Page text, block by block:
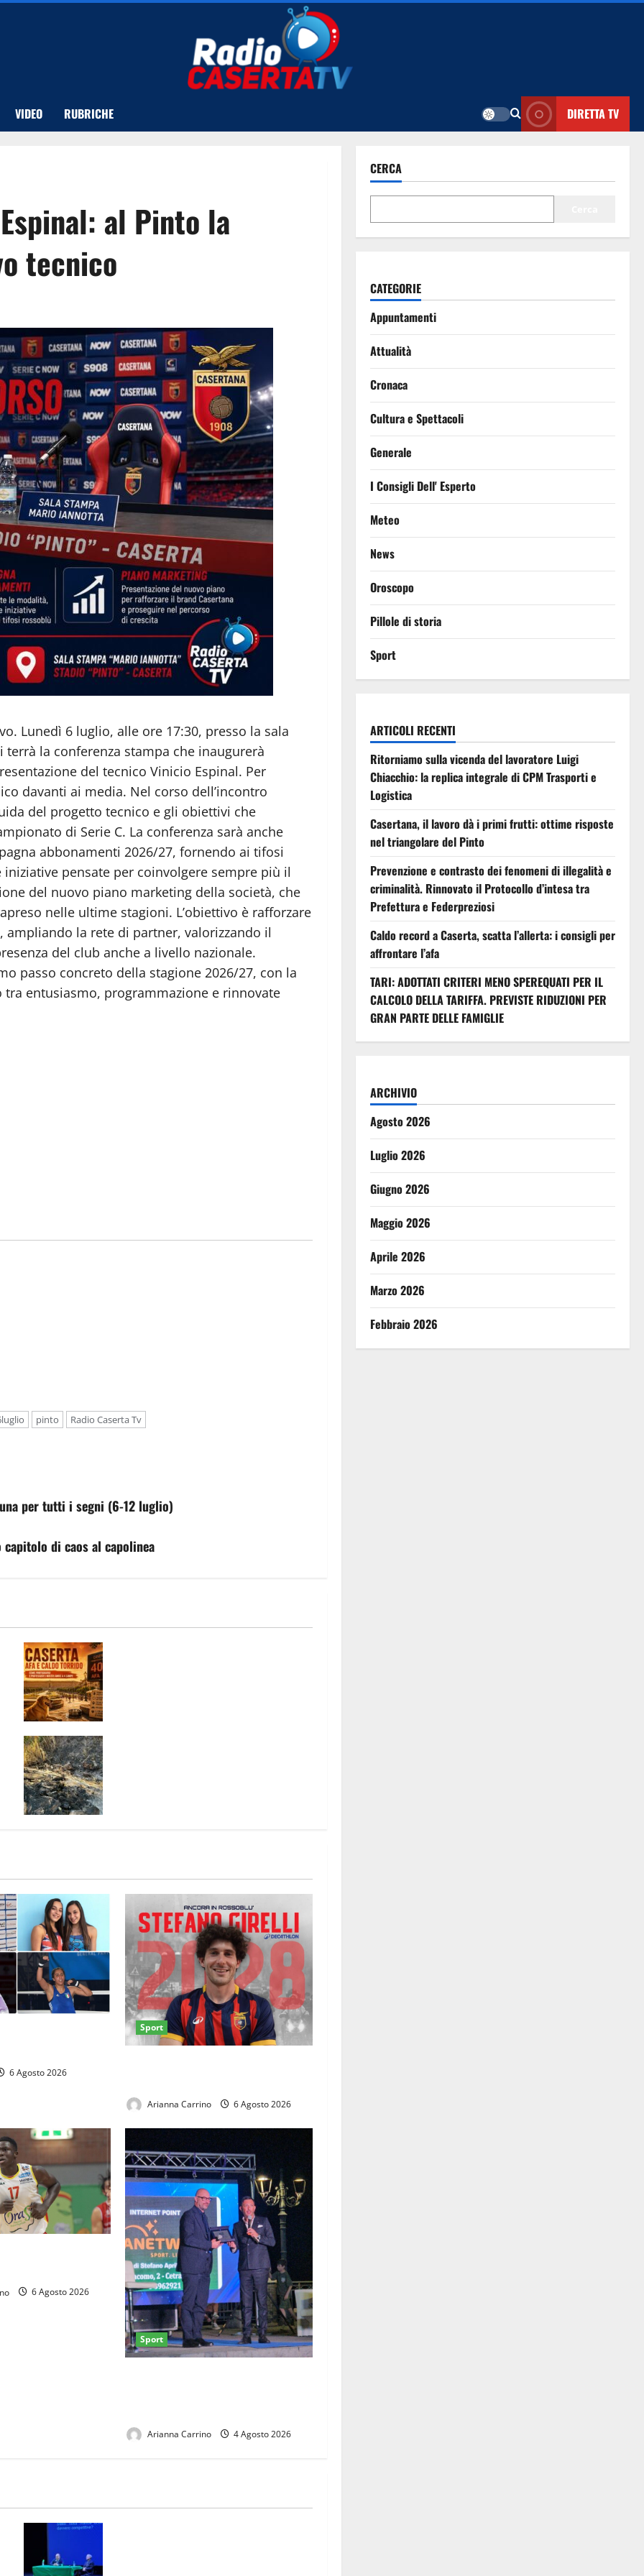
VIDEO RUBRICHE DIRETTA TV
al Pinto la
tecnico
Lunedì 6 luglio, alle ore 17:30, presso la sala
terrà la conferenza stampa che inaugurerà
del tecnico Vinicio Espinal. Per
davanti ai media. Nel corso dell’incontro
del progetto tecnico e gli obiettivi che
di Serie C. La conferenza sarà anche
abbonamenti 2026/27, fornendo ai tifosi
pensate per coinvolgere sempre più il
del nuovo piano marketing della società, che
nelle ultime stagioni. L’obiettivo è rafforzare
ampliando la rete di partner, valorizzando il
del club anche a livello nazionale.
passo concreto della stagione 2026/27, con la
entusiasmo, programmazione e rinnovate
pinto Radio Caserta Tv
per tutti i segni (6-12 luglio)
di caos al capolinea
6 Agosto 2026
Sport
Arianna Carrino 6 Agosto 2026
6 Agosto 2026
Sport
Arianna Carrino 4 Agosto 2026
CERCA
CATEGORIE
Appuntamenti
Attualità
Cronaca
Cultura e Spettacoli
Generale
I Consigli Dell' Esperto
Meteo
News
Oroscopo
Pillole di storia
Sport
ARTICOLI RECENTI
Ritorniamo sulla vicenda del lavoratore Luigi
Chiacchio: la replica integrale di CPM Trasporti e
Logistica
Casertana, il lavoro dà i primi frutti: ottime risposte
nel triangolare del Pinto
Prevenzione e contrasto dei fenomeni di illegalità e
criminalità. Rinnovato il Protocollo d’intesa tra
Prefettura e Federpreziosi
Caldo record a Caserta, scatta l’allerta: i consigli per
affrontare l’afa
TARI: ADOTTATI CRITERI MENO SPEREQUATI PER IL
CALCOLO DELLA TARIFFA. PREVISTE RIDUZIONI PER
GRAN PARTE DELLE FAMIGLIE
ARCHIVIO
Agosto 2026
Luglio 2026
Giugno 2026
Maggio 2026
Aprile 2026
Marzo 2026
Febbraio 2026